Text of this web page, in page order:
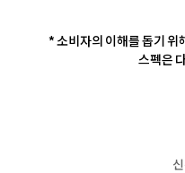
* 소비자의 이해를 돕기 위
스펙은